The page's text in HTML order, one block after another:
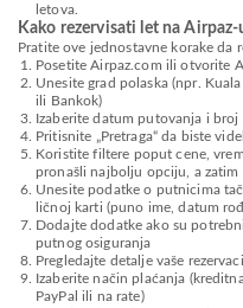
letova.
Kako rezervisati let na Airpaz-
Pratite ove jednostavne korake da
Posetite Airpaz.com ili otvorite
Unesite grad polaska (npr.
ili Bankok)
Izaberite datum putovanja i broj
Pritisnite „Pretraga“ da biste
Koristite filtere poput cene,
pronašli najbolju opciju, a zatim
Unesite podatke o putnicima
ličnoj karti (puno ime, datum
Dodajte dodatke ako su
putnog osiguranja
Pregledajte detalje vaše
Izaberite način plaćanja
PayPal ili na rate)